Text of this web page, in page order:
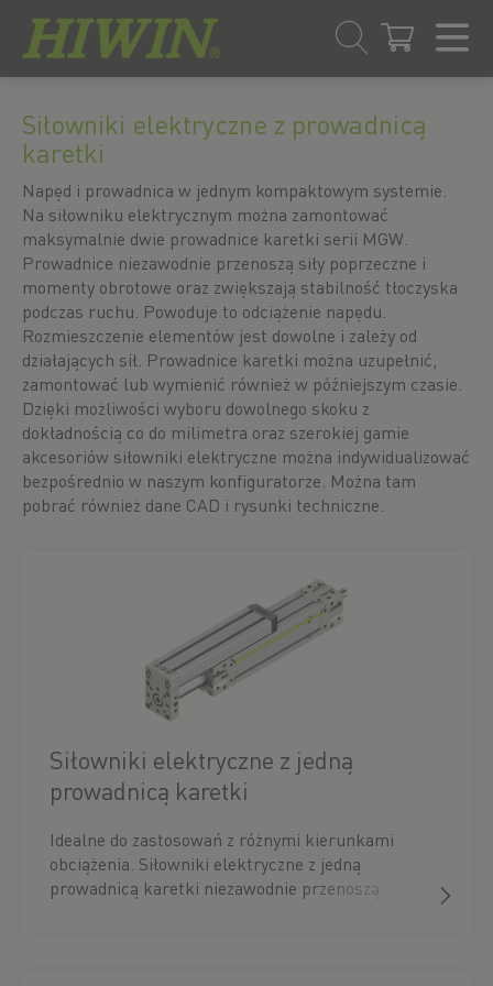
treści
menu
nawigacyjnego
Siłowniki elektryczne z prowadnicą
karetki
Napęd i prowadnica w jednym kompaktowym systemie.
Na siłowniku elektrycznym można zamontować
maksymalnie dwie prowadnice karetki serii MGW.
Prowadnice niezawodnie przenoszą siły poprzeczne i
momenty obrotowe oraz zwiększają stabilność tłoczyska
podczas ruchu. Powoduje to odciążenie napędu.
Rozmieszczenie elementów jest dowolne i zależy od
działających sił. Prowadnice karetki można uzupełnić,
zamontować lub wymienić również w późniejszym czasie.
Dzięki możliwości wyboru dowolnego skoku z
dokładnością co do milimetra oraz szerokiej gamie
akcesoriów siłowniki elektryczne można indywidualizować
bezpośrednio w naszym konfiguratorze. Można tam
pobrać również dane CAD i rysunki techniczne.
Siłowniki elektryczne z jedną
prowadnicą karetki
Idealne do zastosowań z różnymi kierunkami
obciążenia. Siłowniki elektryczne z jedną
prowadnicą karetki niezawodnie przenoszą